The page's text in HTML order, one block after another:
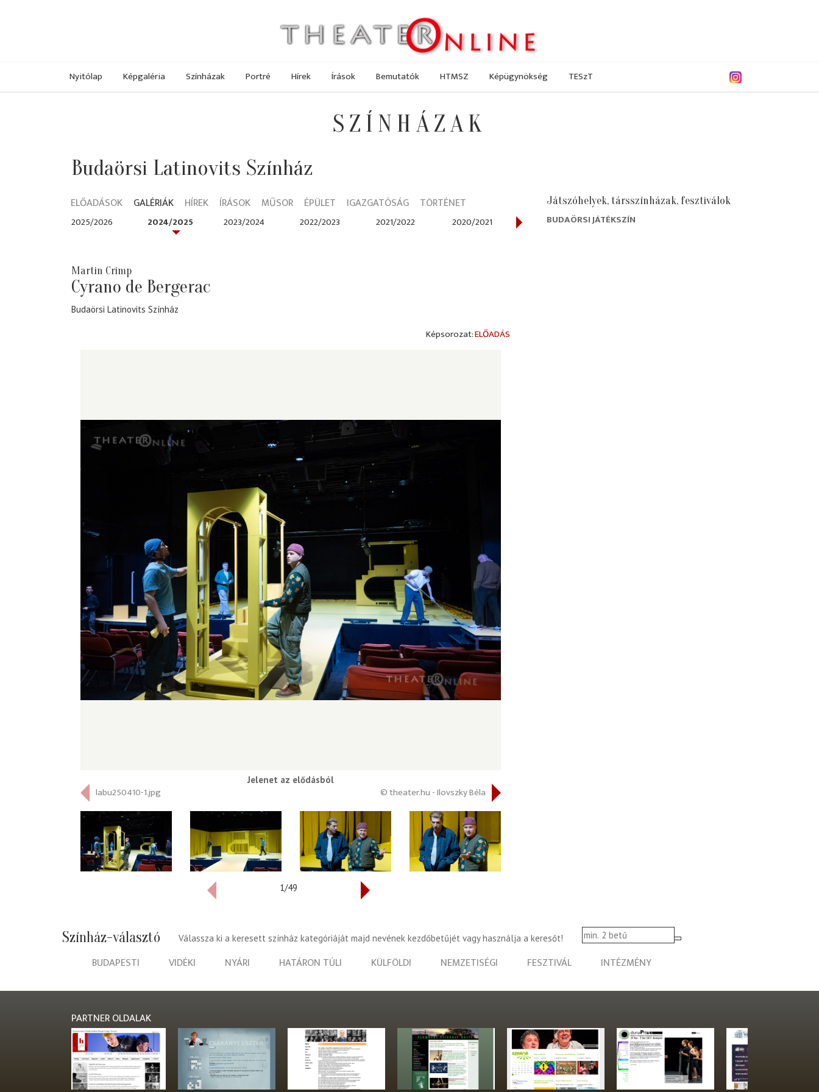
Nyitólap Képgaléria Színházak Portré Hírek Írások Bemutatók HTMSZ Képügynökség TESzT
SZÍNHÁZAK
Budaörsi Latinovits Színház
ELŐADÁSOK GALÉRIÁK HÍREK ÍRÁSOK MŰSOR ÉPÜLET IGAZGATÓSÁG TÖRTÉNET
2025/2026 2024/2025 2023/2024 2022/2023 2021/2022 2020/2021 2019/2020 2018/2019
Martin Crimp
Cyrano de Bergerac
Budaörsi Latinovits Színház
ELŐADÁS
Jelenet az elődásból
© theater.hu - Ilovszky Béla
labu250410-1.jpg
1/49
Játszóhelyek, társszínházak, fesztiválok
BUDAÖRSI JÁTÉKSZÍN
Színház-választó Válassza ki a keresett színház kategóriáját majd nevének kezdőbetűjét vagy használja a keresőt!
BUDAPESTI VIDÉKI NYÁRI HATÁRON TÚLI KÜLFÖLDI NEMZETISÉGI FESZTIVÁL INTÉZMÉNY
PARTNER OLDALAK